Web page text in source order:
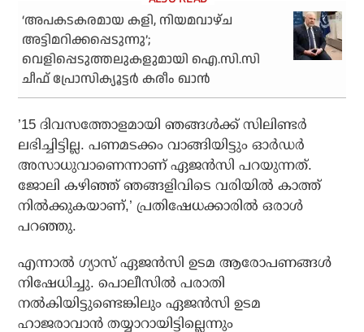
‘അപകടകരമായ കളി, നിയമവാഴ്ച
അട്ടിമറിക്കപ്പെടുന്നു’;
വെളിപ്പെടുത്തലുകളുമായി ഐ.സി.സി
ചീഫ് പ്രോസിക്യൂട്ടര്‍ കരീം ഖാന്‍
’15 ദിവസത്തോളമായി ഞങ്ങള്‍ക്ക് സിലിണ്ടര്‍
ലഭിച്ചിട്ടില്ല. പണമടക്കം വാങ്ങിയിട്ടും ഓര്‍ഡര്‍
അസാധുവാണെന്നാണ് ഏജന്‍സി പറയുന്നത്.
ജോലി കഴിഞ്ഞ് ഞങ്ങളിവിടെ വരിയില്‍ കാത്ത്
നില്‍ക്കുകയാണ്,’ പ്രതിഷേധക്കാരില്‍ ഒരാള്‍
പറഞ്ഞു.
എന്നാല്‍ ഗ്യാസ് ഏജന്‍സി ഉടമ ആരോപണങ്ങള്‍
നിഷേധിച്ചു. പൊലീസില്‍ പരാതി
നല്‍കിയിട്ടുണ്ടെങ്കിലും ഏജന്‍സി ഉടമ
ഹാജരാവാന്‍ തയ്യാറായിട്ടില്ലെന്നും